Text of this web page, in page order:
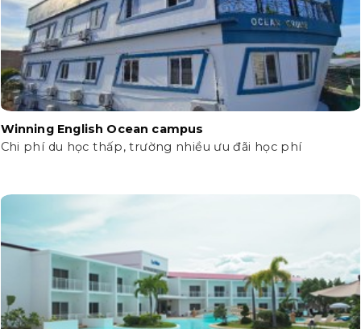
Winning English Ocean campus
Chi phí du học thấp, trường nhiều ưu đãi học phí